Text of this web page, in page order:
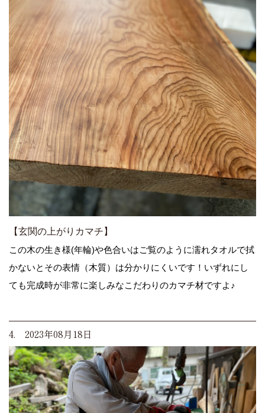
【玄関の上がりカマチ】
この木の生き様(年輪)や色合いはご覧のように濡れタオルで拭
かないとその表情（木質）は分かりにくいです！いずれにし
ても完成時が非常に楽しみなこだわりのカマチ材ですよ♪
4. 2023年08月18日